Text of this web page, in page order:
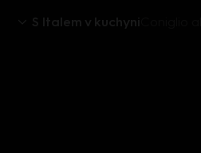
S Italem v kuchyni